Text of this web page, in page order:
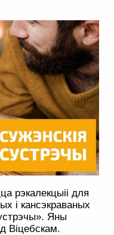
рэкалекцыіі для
і кансэкраваных
Яны
Віцебскам.